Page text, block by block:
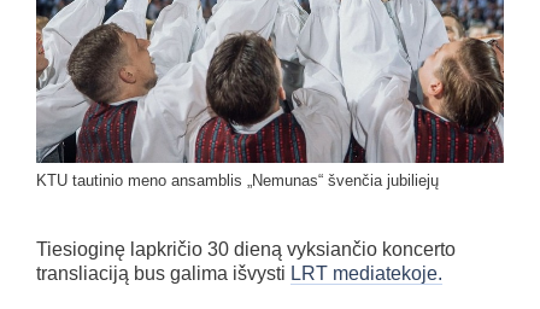
KTU tautinio meno ansamblis „Nemunas“ švenčia jubiliejų
Tiesioginę lapkričio 30 dieną vyksiančio koncerto
transliaciją bus galima išvysti LRT mediatekoje.